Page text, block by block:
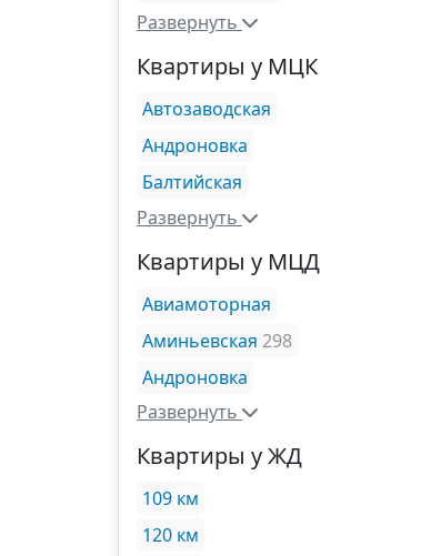
Развернуть
Квартиры у МЦК
Автозаводская
Андроновка
Балтийская
Развернуть
Квартиры у МЦД
Авиамоторная
Аминьевская 298
Андроновка
Развернуть
Квартиры у ЖД
109 км
120 км